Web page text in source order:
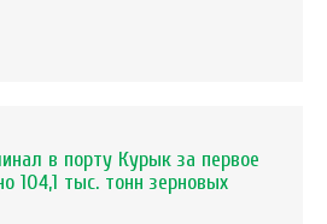
в порту Курык за первое
104,1 тыс. тонн зерновых